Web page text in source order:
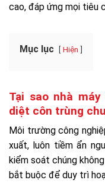
cao, đáp ứng mọi tiêu
Mục lục Hiện
Tại sao nhà
diệt côn trùng
Môi trường công
xuất, luôn tiềm ẩn
kiểm soát chúng
bắt buộc để duy trì